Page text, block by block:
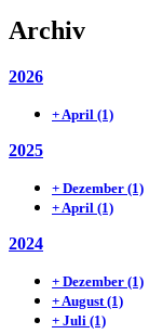
Archiv
2026
+ April (1)
2025
+ Dezember (1)
+ April (1)
2024
+ Dezember (1)
+ August (1)
+ Juli (1)